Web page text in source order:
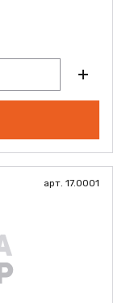
арт. 17.0001